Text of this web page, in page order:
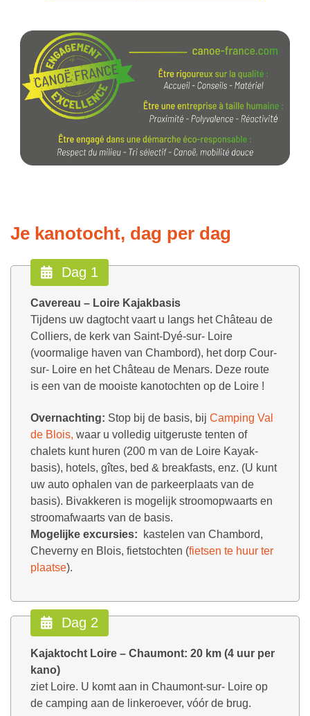
Je kanotocht, dag per dag
Dag 1
Cavereau – Loire Kajakbasis
Tijdens uw dagtocht vaart u langs het Château de
Colliers, de kerk van Saint-Dyé-sur- Loire
(voormalige haven van Chambord), het dorp Cour-
sur- Loire en het Château de Menars. Deze route
is een van de mooiste kanotochten op de Loire !
Overnachting: Stop bij de basis, bij Camping Val
de Blois, waar u volledig uitgeruste tenten of
chalets kunt huren (200 m van de Loire Kayak-
basis), hotels, gîtes, bed & breakfasts, enz. (U kunt
uw auto ophalen van de parkeerplaats van de
basis). Bivakkeren is mogelijk stroomopwaarts en
stroomafwaarts van de basis.
Mogelijke excursies:
kastelen van Chambord,
Cheverny en Blois, fietstochten (fietsen te huur ter
plaatse).
Dag 2
Kajaktocht Loire – Chaumont: 20 km (4 uur per
kano)
ziet Loire. U komt aan in Chaumont-sur- Loire op
de camping aan de linkeroever, vóór de brug.